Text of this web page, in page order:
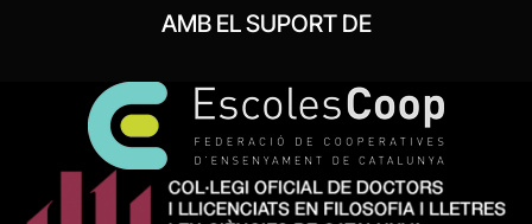
AMB EL SUPORT DE